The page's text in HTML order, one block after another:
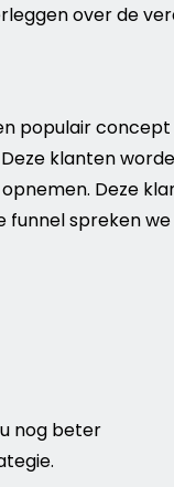
over de
populair concept
klanten
Deze
funnelspreken we
nog beter